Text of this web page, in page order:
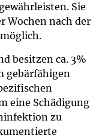
Sie
Wochen nach der
besitzen ca. 3%
gebärfähigen
eine Schädigung
zu